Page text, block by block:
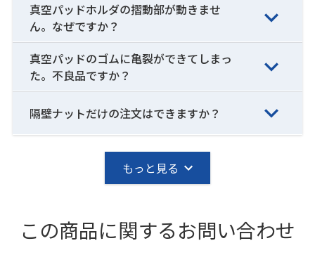
真空パッドホルダの摺動部が動きませ
ん。なぜですか？
真空パッドのゴムに亀裂ができてしまっ
た。不良品ですか？
隔壁ナットだけの注文はできますか？
もっと見る
この商品に関するお問い合わせ